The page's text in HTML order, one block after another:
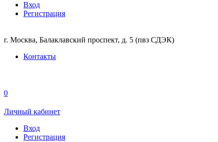
Вход
Регистрация
г. Москва, Балаклавский проспект, д. 5 (пвз СДЭК)
Контакты
0
Личный кабинет
Вход
Регистрация